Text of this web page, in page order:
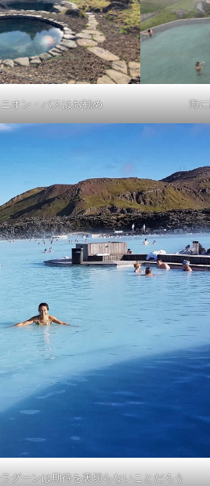
オン・バスはお勧め 海
グーンは期待を裏切らないことだろう